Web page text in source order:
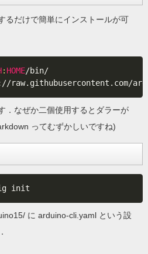
だけで簡単にインストールが可
: HOME
raw.githubusercontent.com/
．なぜか二個使用するとダラーが
ってむずかしいですね)
に arduino-cli.yaml という設